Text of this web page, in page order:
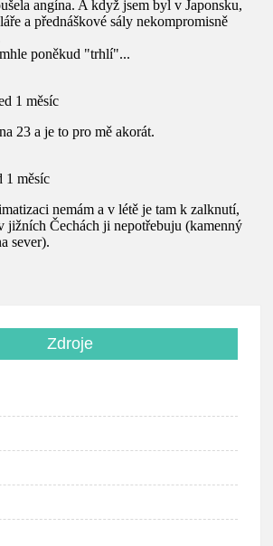
Zdroje